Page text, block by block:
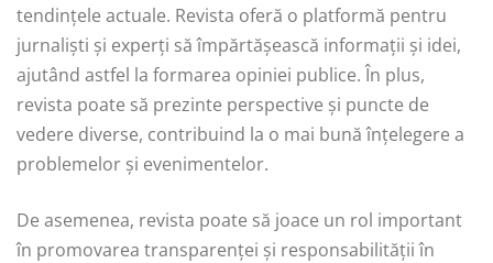
tendințele actuale. Revista oferă o platformă pentru
jurnaliști și experți să împărtășească informații și idei,
ajutând astfel la formarea opiniei publice. În plus,
revista poate să prezinte perspective și puncte de
vedere diverse, contribuind la o mai bună înțelegere a
problemelor și evenimentelor.
De asemenea, revista poate să joace un rol important
în promovarea transparenței și responsabilității în